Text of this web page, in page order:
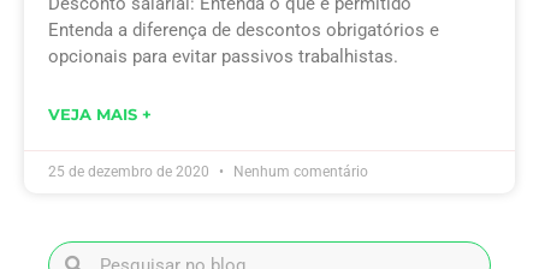
Entenda a diferença de descontos obrigatórios e
opcionais para evitar passivos trabalhistas.
VEJA MAIS +
25 de dezembro de 2020 Nenhum comentário